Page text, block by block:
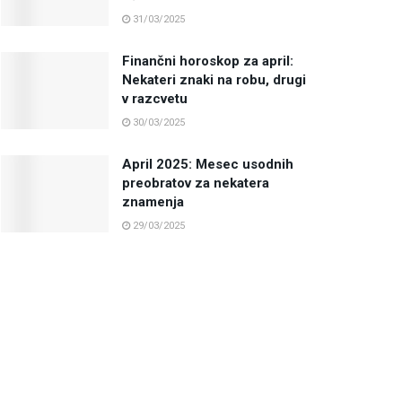
31/03/2025
Finančni horoskop za april:
Nekateri znaki na robu, drugi
v razcvetu
30/03/2025
April 2025: Mesec usodnih
preobratov za nekatera
znamenja
29/03/2025